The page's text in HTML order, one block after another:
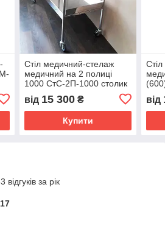
Стіл медичний-стелаж
медичний на 2 полиці
1000 СтС-2П-1000 столик
маніпуляційний
від 15 300₴
Купити
від
за рік